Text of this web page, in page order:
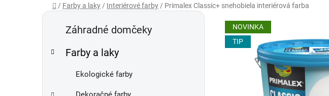
Domov
/ Farby a laky/ Interiérové farby/ Primalex Classic+ snehobiela interiérová farba
B
Preskočiť
kategórie
K
Záhradné domčeky
Farby a laky
Ekologické farby
NOVINKA
TIP